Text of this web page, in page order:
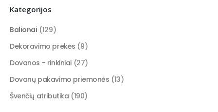
Kategorijos
Balionai (129)
Dekoravimo prekės (9)
Dovanos - rinkiniai (27)
Dovanų pakavimo priemonės (13)
Švenčių atributika (190)